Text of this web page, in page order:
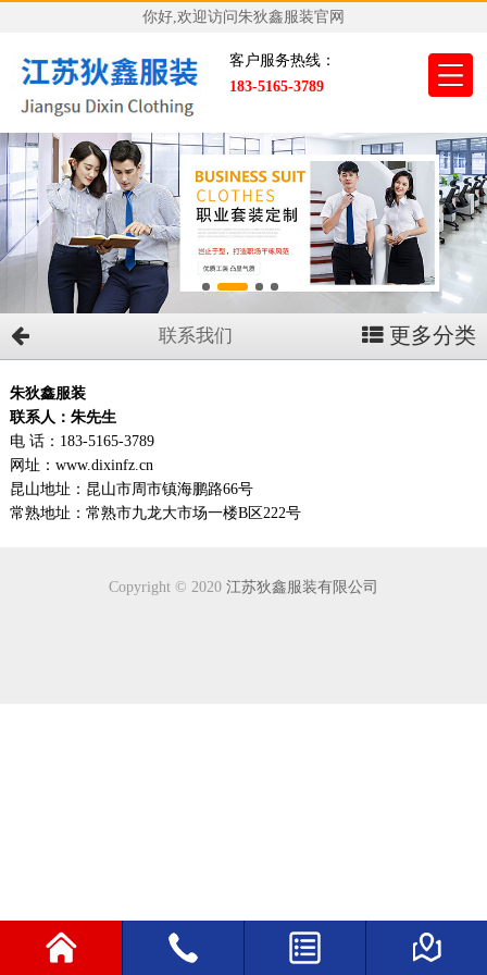
你好,欢迎访问朱狄鑫服装官网
客户服务热线：
183-5165-3789
联系我们 更多分类
朱狄鑫服装
联系人：朱先生
电 话：183-5165-3789
网址：www.dixinfz.cn
昆山地址：昆山市周市镇海鹏路66号
常熟地址： 常熟市九龙大市场一楼B区222号
Copyright © 2020 江苏狄鑫服装有限公司